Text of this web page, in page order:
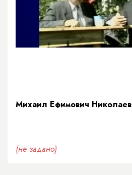
Михаил Ефимович Николаев
(не задано)